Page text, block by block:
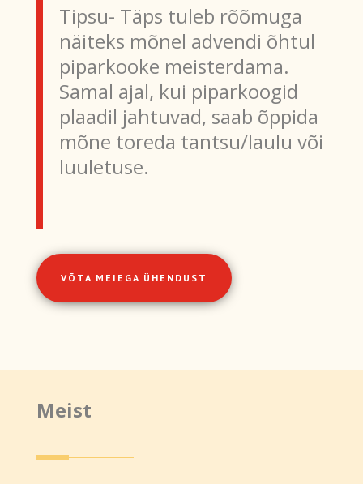
Tipsu- Täps tuleb rõõmuga
näiteks mõnel advendi õhtul
piparkooke meisterdama.
Samal ajal, kui piparkoogid
plaadil jahtuvad, saab õppida
mõne toreda tantsu/laulu või
luuletuse.
VÕTA MEIEGA ÜHENDUST
Meist